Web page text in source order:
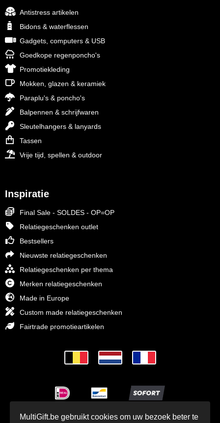
Antistress artikelen
Bidons & waterflessen
Gadgets, computers & USB
Goedkope regenponcho's
Promotiekleding
Mokken, glazen & keramiek
Paraplu's & poncho's
Balpennen & schrijfwaren
Sleutelhangers & lanyards
Tassen
Vrije tijd, spellen & outdoor
Inspiratie
Final Sale - SOLDES - OP=OP
Relatiegeschenken outlet
Bestsellers
Nieuwste relatiegeschenken
Relatiegeschenken per thema
Merken relatiegeschenken
Made in Europe
Custom made relatiegeschenken
Fairtrade promotieartikelen
MultiGift.be gebruikt cookies om uw bezoek beter te